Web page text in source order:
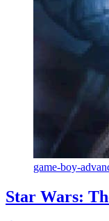
game-boy-
Star Wars: